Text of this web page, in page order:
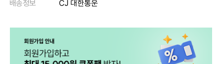
배송정보
CJ 대한통운